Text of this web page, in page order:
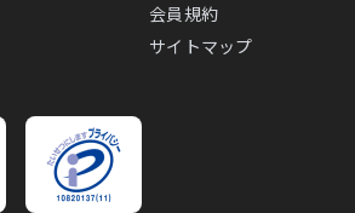
会員規約
サイトマップ